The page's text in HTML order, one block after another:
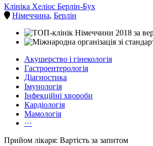
Клініка Хеліос Берлін-Бух
Німеччина, Берлін
Акушерство і гінекологія
Гастроентерологія
Діагностика
Імунологія
Інфекційні хвороби
Кардіологія
Мамологія
···
Прийом лікаря: Вартість за запитом